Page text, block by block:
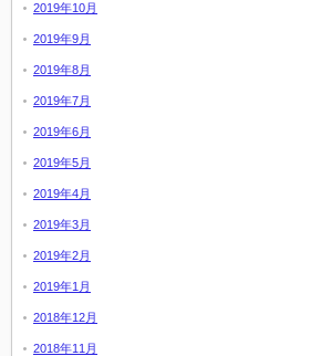
2019年10月
2019年9月
2019年8月
2019年7月
2019年6月
2019年5月
2019年4月
2019年3月
2019年2月
2019年1月
2018年12月
2018年11月